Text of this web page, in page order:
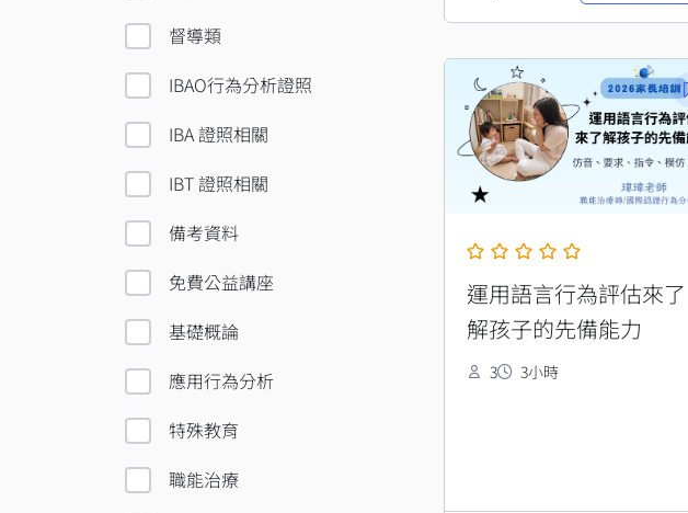
督導類
IBAO行為分析證照
IBA 證照相關
IBT 證照相關
備考資料
免費公益講座
基礎概論
應用行為分析
特殊教育
職能治療
運用語言行為評估來了
解孩子的先備能力
3 3小時